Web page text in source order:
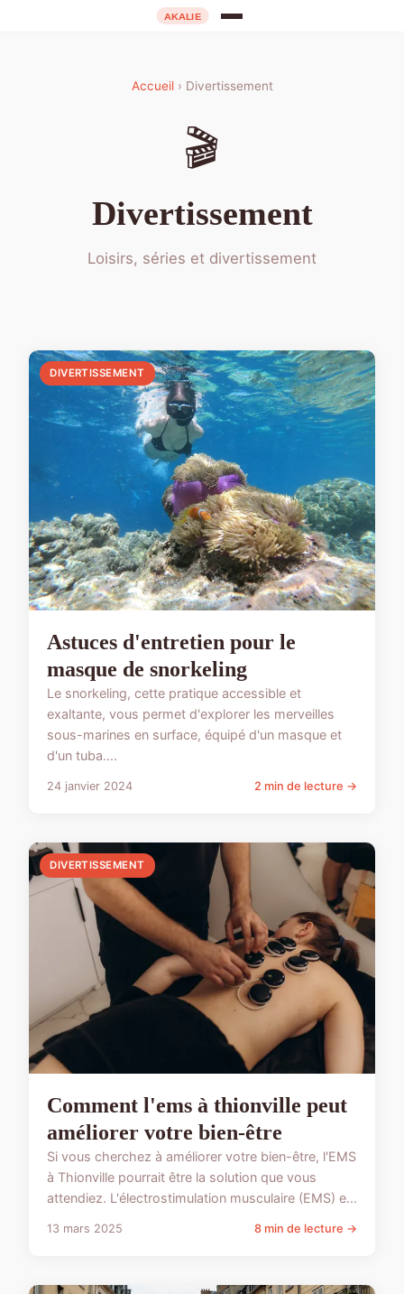
Accueil› Divertissement
🎬
Divertissement
Loisirs, séries et divertissement
DIVERTISSEMENT
Astuces d'entretien pour le
masque de snorkeling
Le snorkeling, cette pratique accessible et
exaltante, vous permet d'explorer les merveilles
sous-marines en surface, équipé d'un masque et
d'un tuba....
24 janvier 2024 2 min de lecture →
DIVERTISSEMENT
Comment l'ems à thionville peut
améliorer votre bien-être
Si vous cherchez à améliorer votre bien-être, l'EMS
à Thionville pourrait être la solution que vous
attendiez. L'électrostimulation musculaire (EMS) e...
13 mars 2025 8 min de lecture →